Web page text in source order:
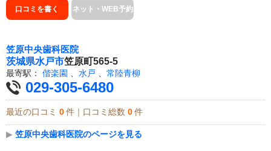
口コミを書く ネット・WEB予約
笠原中央歯科医院
茨城県水戸市笠原町565-5
最寄駅： 偕楽園 水戸 常陸青柳
029-305-6480
最近の口コミ 0 件｜口コミ総数 0 件
▶ 笠原中央歯科医院のページを見る